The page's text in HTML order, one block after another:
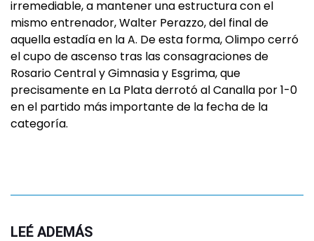
irremediable, a mantener una estructura con el
mismo entrenador, Walter Perazzo, del final de
aquella estadía en la A. De esta forma, Olimpo cerró
el cupo de ascenso tras las consagraciones de
Rosario Central y Gimnasia y Esgrima, que
precisamente en La Plata derrotó al Canalla por 1-0
en el partido más importante de la fecha de la
categoría.
LEÉ ADEMÁS